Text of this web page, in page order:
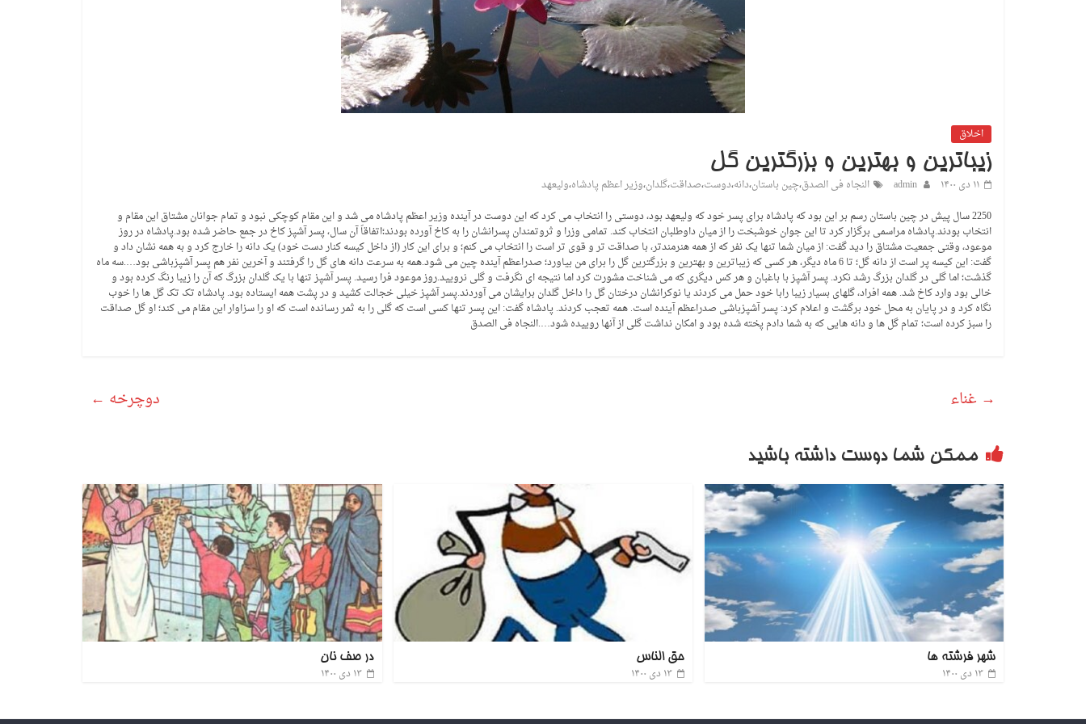
اخلاق
زیباترین و بهترین و بزرگترین گل
۱۱ دی ۱۴۰۰ admin النجاه فی الصدق،چین باستان،دانه،دوست،صداقت،گلدان،وزیر اعظم پادشاه،ولیعهد
2250 سال پیش در چین باستان رسم بر این بود که پادشاه برای پسر خود که ولیعهد بود، دوستی را انتخاب می کرد که این دوست در آینده وزیر اعظم پادشاه می شد و این مقام کوچکی نبود و تمام جوانان مشتاق این مقام و
انتخاب بودند.پادشاه مراسمی برگزار کرد تا این جوان خوشبخت را از میان داوطلبان انتخاب کند. تمامی وزرا و ثروتمندان پسرانشان را به کاخ آورده بودند؛اتفاقاَ آن سال، پسر آشپز کاخ در جمع حاضر شده بود.پادشاه در روز
موعود، وقتی جمعیت مشتاق را دید گفت: از میان شما تنها یک نفر که از همه هنرمندتر، با صداقت تر و قوی تر است را انتخاب می کنم؛ و برای این کار (از داخل کیسه کنار دست خود) یک دانه را خارج کرد و به همه نشان داد و
گفت: این کیسه پر است از دانه گل؛ تا 6 ماه دیگر، هر کسی که زیباترین و بهترین و بزرگترین گل را برای من بیاورد؛ صدراعظم آینده چین می شود.همه به سرعت دانه های گل را گرفتند و آخرین نفر هم پسر آشپزباشی بود….سه ماه
گذشت؛ اما گلی در گلدان بزرگ رشد نکرد. پسر آشپز با باغبان و هر کس دیگری که می شناخت مشورت کرد اما نتیجه ای نگرفت و گلی نرویید.روز موعود فرا رسید. پسر آشپز تنها با یک گلدان بزرگ که آن را زیبا رنگ کرده بود و
خالی بود وارد کاخ شد. همه افراد، گلهای بسیار زیبا رابا خود حمل می کردند یا نوکرانشان درختان گل را داخل گلدان برایشان می آوردند.پسر آشپز خیلی خجالت کشید و در پشت همه ایستاده بود. پادشاه تک تک گل ها را خوب
نگاه کرد و در پایان به محل خود برگشت و اعلام کرد: پسر آشپزباشی صدراعظم آینده است. همه تعجب کردند. پادشاه گفت: این پسر تنها کسی است که گلی را به ثمر رسانده است که او را سزاوار این مقام می کند؛ او گل صداقت
را سبز کرده است؛ تمام گل ها و دانه هایی که به شما دادم پخته شده بود و امکان نداشت گلی از آنها روییده شود….النجاه فی الصدق
→ غناء دوچرخه ←
ممکن شما دوست داشته باشید
شهر فرشته ها
۱۳ دی ۱۴۰۰
حق الناس
۱۳ دی ۱۴۰۰
در صف نان
۱۳ دی ۱۴۰۰